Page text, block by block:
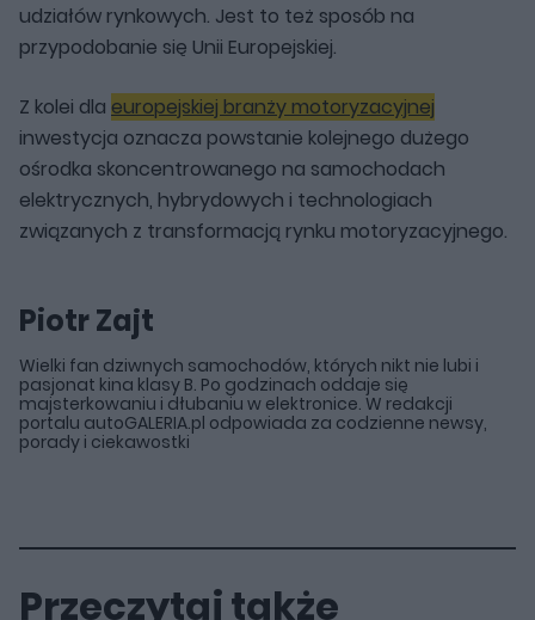
udziałów rynkowych. Jest to też sposób na
przypodobanie się Unii Europejskiej.
Z kolei dla europejskiej branży motoryzacyjnej
inwestycja oznacza powstanie kolejnego dużego
ośrodka skoncentrowanego na samochodach
elektrycznych, hybrydowych i technologiach
związanych z transformacją rynku motoryzacyjnego.
Piotr Zajt
Wielki fan dziwnych samochodów, których nikt nie lubi i
pasjonat kina klasy B. Po godzinach oddaje się
majsterkowaniu i dłubaniu w elektronice. W redakcji
portalu autoGALERIA.pl odpowiada za codzienne newsy,
porady i ciekawostki
Przeczytaj także